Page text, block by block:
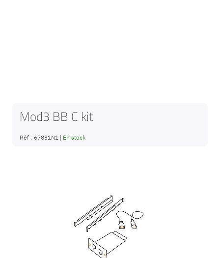
Mod3 BB C kit
Réf : 67831N1 | En stock